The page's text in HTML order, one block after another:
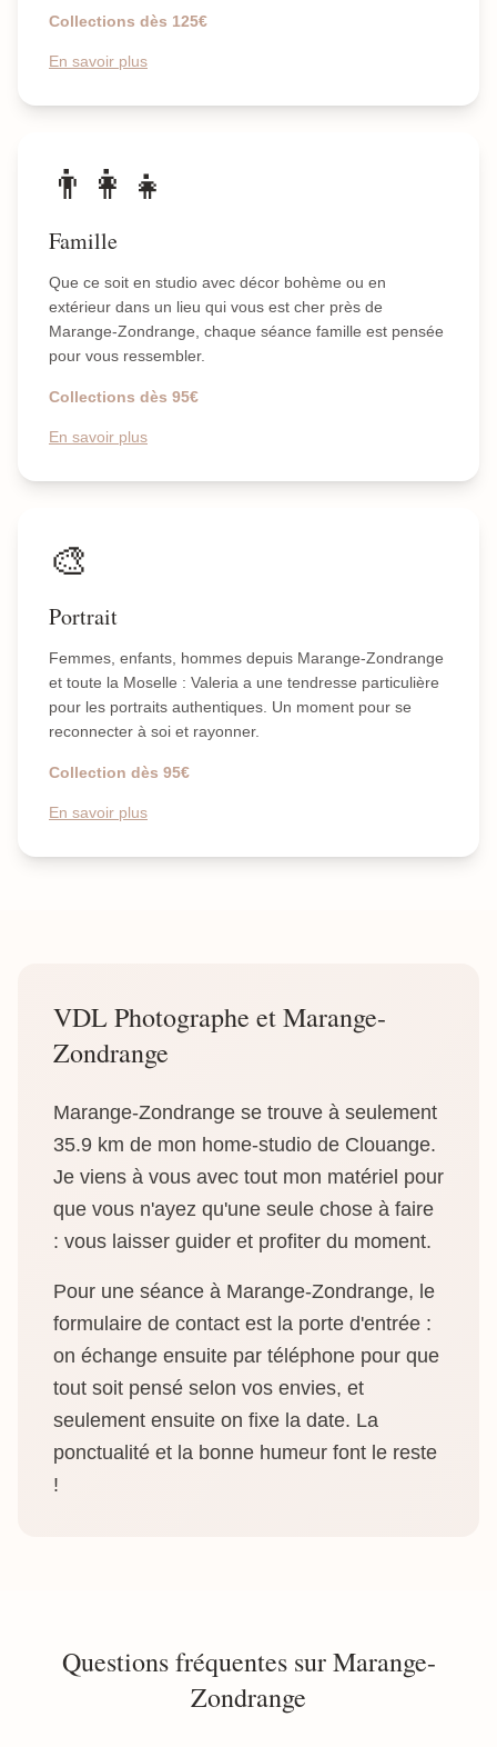
Collections dès 125€
En savoir plus
👨‍👩‍👧
Famille
Que ce soit en studio avec décor bohème ou en
extérieur dans un lieu qui vous est cher près de
Marange-Zondrange, chaque séance famille est pensée
pour vous ressembler.
Collections dès 95€
En savoir plus
🎨
Portrait
Femmes, enfants, hommes depuis Marange-Zondrange
et toute la Moselle : Valeria a une tendresse particulière
pour les portraits authentiques. Un moment pour se
reconnecter à soi et rayonner.
Collection dès 95€
En savoir plus
VDL Photographe et Marange-
Zondrange
Marange-Zondrange se trouve à seulement
35.9 km de mon home-studio de Clouange.
Je viens à vous avec tout mon matériel pour
que vous n'ayez qu'une seule chose à faire
: vous laisser guider et profiter du moment.
Pour une séance à Marange-Zondrange, le
formulaire de contact est la porte d'entrée :
on échange ensuite par téléphone pour que
tout soit pensé selon vos envies, et
seulement ensuite on fixe la date. La
ponctualité et la bonne humeur font le reste
!
Questions fréquentes sur Marange-
Zondrange